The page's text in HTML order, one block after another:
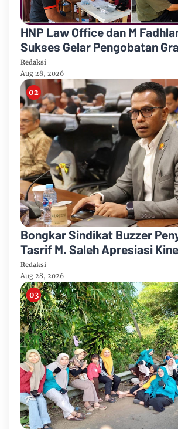
HNP Law Office dan M
Sukses Gelar Pengobatan
Penuh
Redaksi
Aug 28, 2026
Bongkar Sindikat Buzzer
Tasrif M. Saleh Apresiasi
Ditreskrimum Polda Metro
Redaksi
Aug 28, 2026